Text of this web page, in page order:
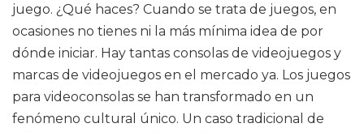
juego. ¿Qué haces? Cuando se trata de juegos, en
ocasiones no tienes ni la más mínima idea de por
dónde iniciar. Hay tantas consolas de videojuegos y
marcas de videojuegos en el mercado ya. Los juegos
para videoconsolas se han transformado en un
fenómeno cultural único. Un caso tradicional de